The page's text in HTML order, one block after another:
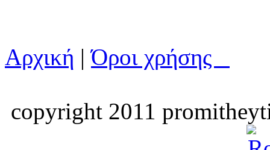
Αρχική |Όροι χρήσης
copyright 2011